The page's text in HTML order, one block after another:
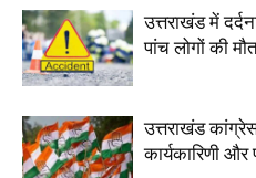
उत्तराखंड में
पांच लोगों की
उत्तराखंड
कार्यकारिणी और